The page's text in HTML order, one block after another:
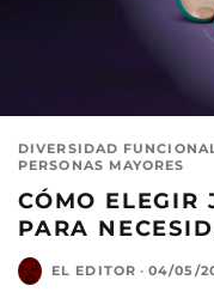
DIVERSIDAD
PERSONAS MAYORES
CÓMO ELEGIR
PARA
EL EDITOR · 04/05/